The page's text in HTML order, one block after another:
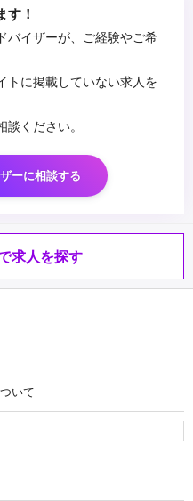
す！
バイザーが、ご経験やご希
トに掲載していない求人を
ください。
ーに相談する
求人を探す
いて